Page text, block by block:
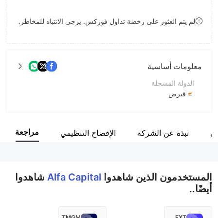
8
لم يتم العثور على رخصة تداول فوركس. يرجى الانتباه للمخاطر.
معلومات أساسية
الدولة المسجلة
قبرص
اسم الشركة
نبذة عن الشركة الإفصاح التنظيمي مراجعة
المستخدمون الذين شاهدوا Alfa Capital شاهدوا
أيضًا..